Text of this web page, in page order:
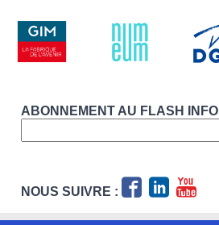
ABONNEMENT AU FLASH INFO
NOUS SUIVRE :